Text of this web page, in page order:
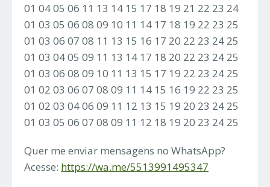
01 04 05 06 11 13 14 15 17 18 19 21 22 23 24
01 03 05 06 08 09 10 11 14 17 18 19 22 23 25
01 03 06 07 08 11 13 15 16 17 20 22 23 24 25
01 03 04 05 09 11 13 14 17 18 20 22 23 24 25
01 03 06 08 09 10 11 13 15 17 19 22 23 24 25
01 02 03 06 07 08 09 11 14 15 16 19 22 23 25
01 02 03 04 06 09 11 12 13 15 19 20 23 24 25
01 03 05 06 07 08 09 11 12 18 19 20 23 24 25
Quer me enviar mensagens no WhatsApp?
Acesse: https://wa.me/5513991495347